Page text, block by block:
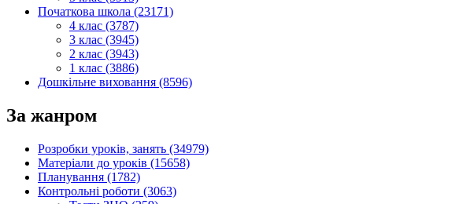
Початкова школа (23171)
4 клас (3787)
3 клас (3945)
2 клас (3943)
1 клас (3886)
Дошкільне виховання (8596)
За жанром
Розробки уроків, занять (34979)
Матеріали до уроків (15658)
Планування (1782)
Контрольні роботи (3063)